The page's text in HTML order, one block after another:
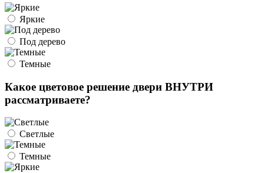
Яркие
Под дерево
Темные
Какое цветовое решение двери ВНУТРИ
рассматриваете?
Светлые
Темные